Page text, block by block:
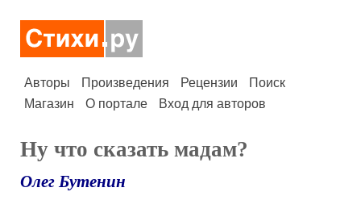
Авторы Произведения Рецензии
Поиск
Магазин
О портале Вход для авторов
Ну что сказать мадам?
Олег Бутенин